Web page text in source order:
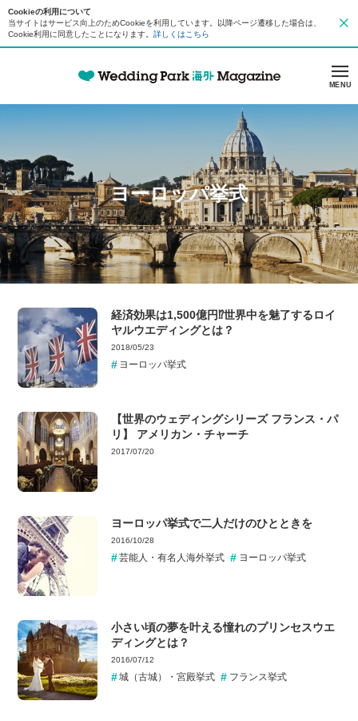
Cookieの利用について
当サイトはサービス向上のためCookieを利用しています。以降ページ遷移した場合は、
Cookie利用に同意したことになります。 詳しくはこちら
MENU
ヨーロッパ挙式
経済効果は1,500億円⁉世界中を魅了するロイ
ヤルウエディングとは？
2018/05/23
ヨーロッパ挙式
【世界のウェディングシリーズ フランス・パ
リ】 アメリカン・チャーチ
2017/07/20
ヨーロッパ挙式で二人だけのひとときを
2016/10/28
芸能人・有名人海外挙式 ヨーロッパ挙式
小さい頃の夢を叶える憧れのプリンセスウエ
ディングとは？
2016/07/12
城（古城）・宮殿挙式 フランス挙式